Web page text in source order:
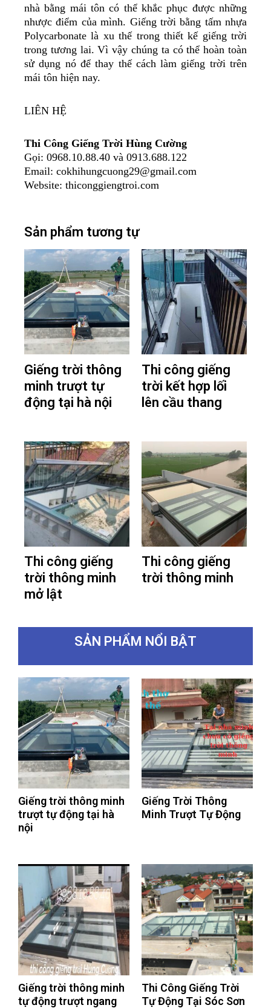
nhà bằng mái tôn có thể khắc phục được những
nhược điểm của mình. Giếng trời bằng tấm nhựa
Polycarbonate là xu thế trong thiết kế giếng trời
trong tương lai. Vì vậy chúng ta có thể hoàn toàn
sử dụng nó để thay thế cách làm giếng trời trên
mái tôn hiện nay.
LIÊN HỆ
Thi Công Giếng Trời Hùng Cường
Gọi: 0968.10.88.40 và 0913.688.122
Email: cokhihungcuong29@gmail.com
Website: thiconggiengtroi.com
Sản phẩm tương tự
Giếng trời thông
minh trượt tự
động tại hà nội
Thi công giếng
trời kết hợp lối
lên cầu thang
Thi công giếng
trời thông minh
mở lật
Thi công giếng
trời thông minh
SẢN PHẨM NỔI BẬT
Giếng trời thông minh
trượt tự động tại hà
nội
Giếng Trời Thông
Minh Trượt Tự Động
Giếng trời thông minh
tự động trượt ngang
Thi Công Giếng Trời
Tự Động Tại Sóc Sơn